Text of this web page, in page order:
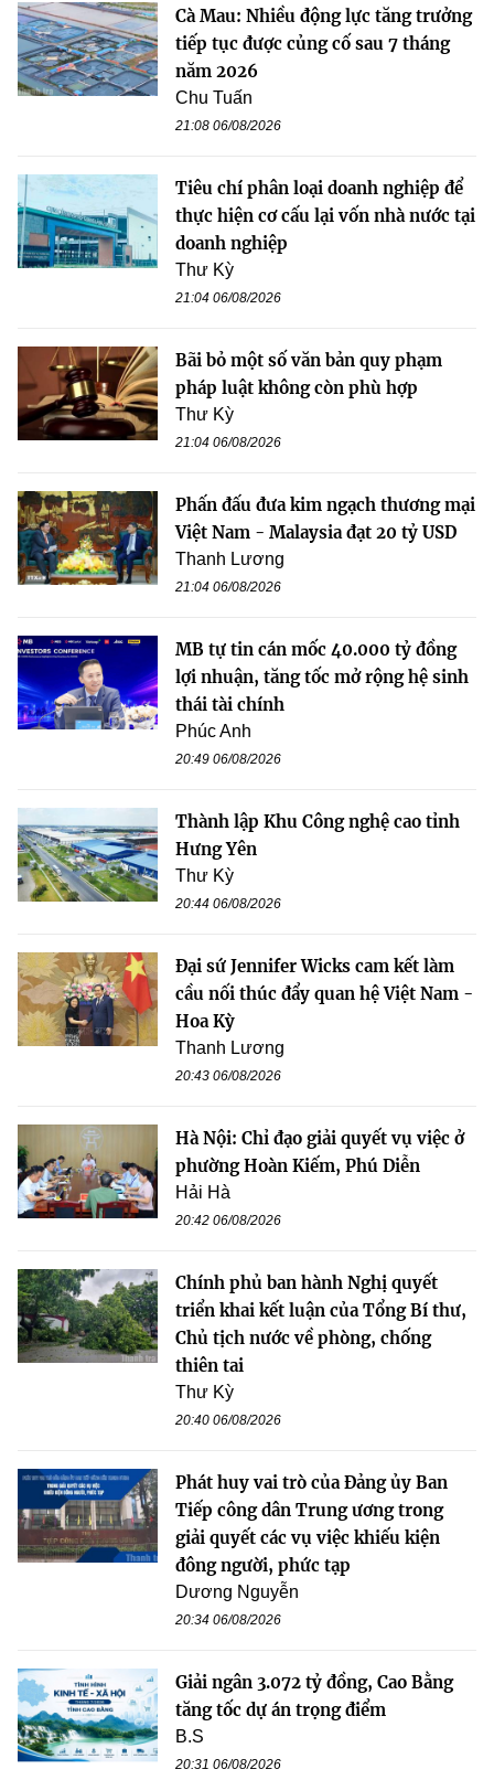
Cà Mau: Nhiều động lực tăng trưởng
tiếp tục được củng cố sau 7 tháng
năm 2026
Chu Tuấn
21:08 06/08/2026
Tiêu chí phân loại doanh nghiệp để
thực hiện cơ cấu lại vốn nhà nước tại
doanh nghiệp
Thư Kỳ
21:04 06/08/2026
Bãi bỏ một số văn bản quy phạm
pháp luật không còn phù hợp
Thư Kỳ
21:04 06/08/2026
Phấn đấu đưa kim ngạch thương mại
Việt Nam - Malaysia đạt 20 tỷ USD
Thanh Lương
21:04 06/08/2026
MB tự tin cán mốc 40.000 tỷ đồng
lợi nhuận, tăng tốc mở rộng hệ sinh
thái tài chính
Phúc Anh
20:49 06/08/2026
Thành lập Khu Công nghệ cao tỉnh
Hưng Yên
Thư Kỳ
20:44 06/08/2026
Đại sứ Jennifer Wicks cam kết làm
cầu nối thúc đẩy quan hệ Việt Nam -
Hoa Kỳ
Thanh Lương
20:43 06/08/2026
Hà Nội: Chỉ đạo giải quyết vụ việc ở
phường Hoàn Kiếm, Phú Diễn
Hải Hà
20:42 06/08/2026
Chính phủ ban hành Nghị quyết
triển khai kết luận của Tổng Bí thư,
Chủ tịch nước về phòng, chống
thiên tai
Thư Kỳ
20:40 06/08/2026
Phát huy vai trò của Đảng ủy Ban
Tiếp công dân Trung ương trong
giải quyết các vụ việc khiếu kiện
đông người, phức tạp
Dương Nguyễn
20:34 06/08/2026
Giải ngân 3.072 tỷ đồng, Cao Bằng
tăng tốc dự án trọng điểm
B.S
20:31 06/08/2026